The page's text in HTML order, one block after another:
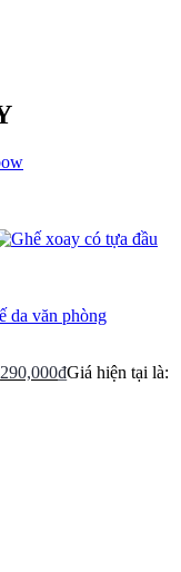
₫Giá hiện tại là: